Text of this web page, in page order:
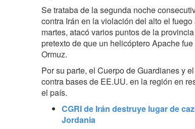
Se trataba de la segunda noche
contra Irán en la violación del alto el
martes, atacó varios puntos de la
pretexto de que un helicóptero Apache
Ormuz.
Por su parte, el Cuerpo de Guardianes y
contra bases de EE.UU. en la región en
el país.
CGRI de Irán destruye lugar de
Jordania